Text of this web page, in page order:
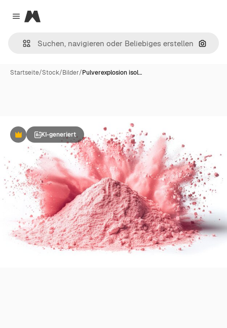
Close menu
Magnific
Nach
Startseite/Stock/Bilder/Pulverexplosion isol…
PremiumKI-generiert